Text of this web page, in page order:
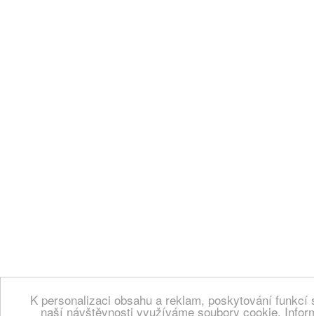
K personalizaci obsahu a reklam, poskytování
naší návštěvnosti využíváme soubory cookie.